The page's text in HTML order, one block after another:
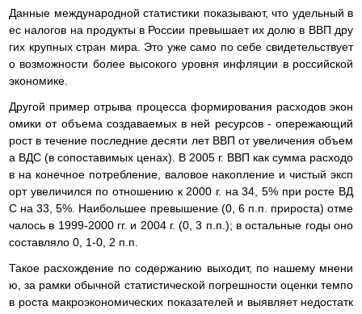
Данные международной статистики показывают, что удельный в
ес налогов на продукты в России превышает их долю в ВВП дру
гих крупных стран мира. Это уже само по себе свидетельствует
о возможности более высокого уровня инфляции в российской
экономике.
Другой пример отрыва процесса формирования расходов экон
омики от объема создаваемых в ней ресурсов - опережающий
рост в течение последние десяти лет ВВП от увеличения объем
а ВДС (в сопоставимых ценах). В 2005 г. ВВП как сумма расходо
в на конечное потребление, валовое накопление и чистый эксп
орт увеличился по отношению к 2000 г. на 34, 5% при росте ВД
С на 33, 5%. Наибольшее превышение (0, 6 п.п. прироста) отме
чалось в 1999-2000 гг. и 2004 г. (0, 3 п.п.); в остальные годы оно
составляло 0, 1-0, 2 п.п.
Такое расхождение по содержанию выходит, по нашему мнени
ю, за рамки обычной статистической погрешности оценки темпо
в роста макроэкономических показателей и выявляет недостатк